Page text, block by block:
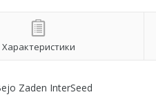
Характеристики
Zaden InterSeed